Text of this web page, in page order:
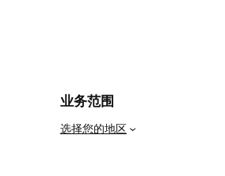
业务范围
选择您的地区